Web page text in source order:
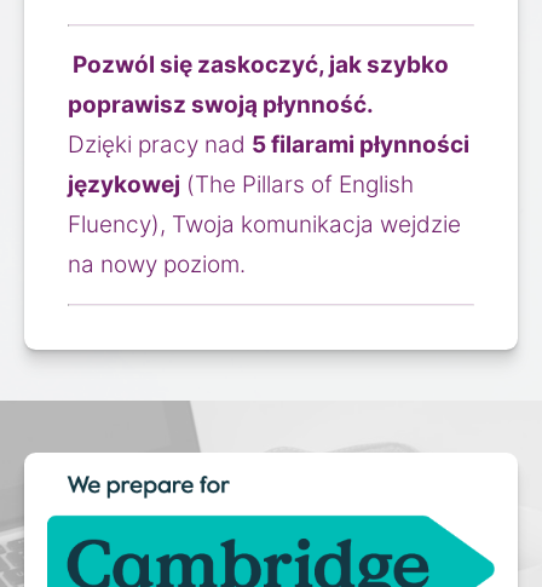
poprawisz swoją płynność.
Dzięki pracy nad 5 filarami płynności
językowej (The Pillars of English
Fluency), Twoja komunikacja wejdzie
na nowy poziom.